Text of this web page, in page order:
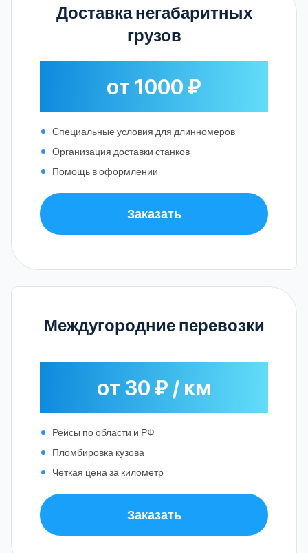
Доставка негабаритных
грузов
от 1000 ₽
Специальные условия для длинномеров
Организация доставки станков
Помощь в оформлении
Заказать
Междугородние перевозки
от 30 ₽ / км
Рейсы по области и РФ
Пломбировка кузова
Четкая цена за километр
Заказать